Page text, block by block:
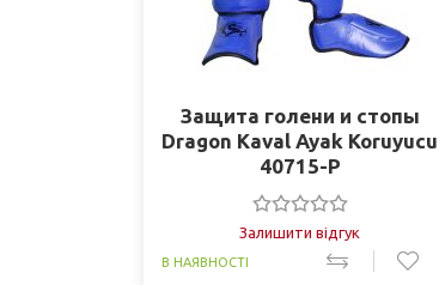
Защита голени и стопы
Dragon Kaval Ayak Koruyucu
40715-P
Залишити відгук
В НАЯВНОСТІ